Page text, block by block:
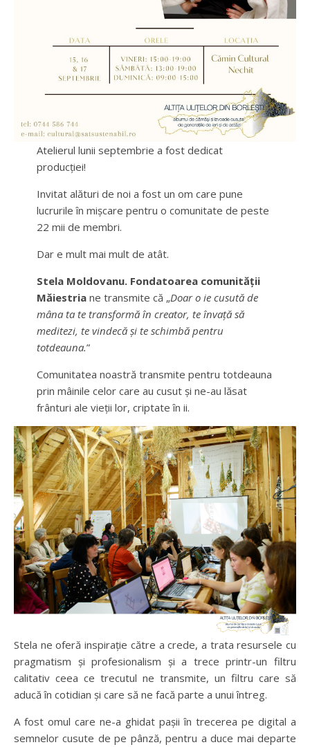
Atelierul lunii septembrie a fost dedicat
producției!
Invitat alături de noi a fost un om care pune
lucrurile în mișcare pentru o comunitate de peste
22 mii de membri.
Dar e mult mai mult de atât.
Stela Moldovanu. Fondatoarea comunității
Măiestriane transmite că „Doar o ie cusută de
mâna ta te transformă în creator, te învață să
meditezi, te vindecă și te schimbă pentru
totdeauna.”
Comunitatea noastră transmite pentru totdeauna
prin mâinile celor care au cusut și ne-au lăsat
frânturi ale vieții lor, criptate în ii.
Stela ne oferă inspirație către a crede, a trata resursele cu
pragmatism și profesionalism și a trece printr-un filtru
calitativ ceea ce trecutul ne transmite, un filtru care să
aducă în cotidian și care să ne facă parte a unui întreg.
A fost omul care ne-a ghidat pașii în trecerea pe digital a
semnelor cusute de pe pânză, pentru a duce mai departe